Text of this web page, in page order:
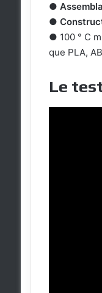
●
●
● 100 ° C
que PLA,
Le